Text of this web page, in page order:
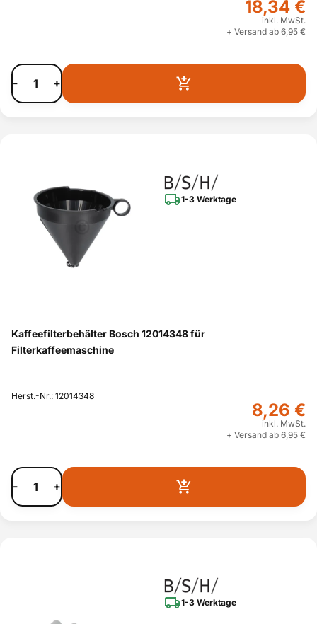
18,34 €
inkl. MwSt.
+ Versand ab 6,95 €
- +
1-3 Werktage
Kaffeefilterbehälter Bosch 12014348 für
Filterkaffeemaschine
Herst.-Nr.: 12014348
8,26 €
inkl. MwSt.
+ Versand ab 6,95 €
- +
1-3 Werktage